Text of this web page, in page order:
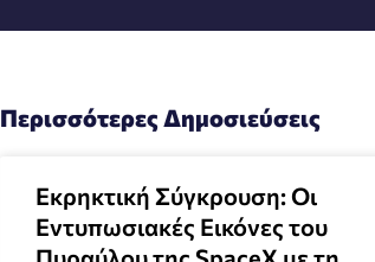
Περισσότερες Δημοσιεύσεις
Εκρηκτική Σύγκρουση: Οι
Εντυπωσιακές Εικόνες του